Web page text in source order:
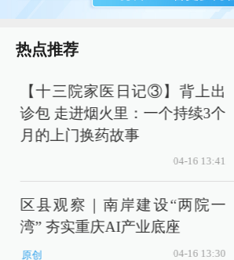
热点推荐
【十三院家医日记③】背上出
诊包 走进烟火里：一个持续3个
月的上门换药故事
04-16 13:41
区县观察｜南岸建设“两院一
湾” 夯实重庆AI产业底座
原创 04-16 13:30